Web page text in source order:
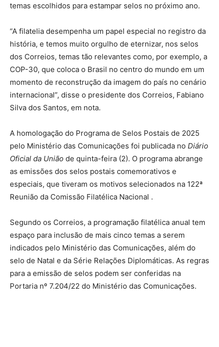
temas escolhidos para estampar selos no próximo ano.
“A filatelia desempenha um papel especial no registro da
história, e temos muito orgulho de eternizar, nos selos
dos Correios, temas tão relevantes como, por exemplo, a
COP-30, que coloca o Brasil no centro do mundo em um
momento de reconstrução da imagem do país no cenário
internacional”, disse o presidente dos Correios, Fabiano
Silva dos Santos, em nota.
A homologação do Programa de Selos Postais de 2025
pelo Ministério das Comunicações foi publicada no Diário
Oficial da União de quinta-feira (2). O programa abrange
as emissões dos selos postais comemorativos e
especiais, que tiveram os motivos selecionados na 122ª
Reunião da Comissão Filatélica Nacional .
Segundo os Correios, a programação filatélica anual tem
espaço para inclusão de mais cinco temas a serem
indicados pelo Ministério das Comunicações, além do
selo de Natal e da Série Relações Diplomáticas. As regras
para a emissão de selos podem ser conferidas na
Portaria nº 7.204/22 do Ministério das Comunicações.